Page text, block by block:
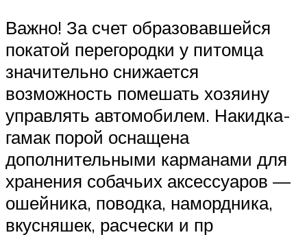
Важно! За счет образовавшейся
покатой перегородки у питомца
значительно снижается
возможность помешать хозяину
управлять автомобилем. Накидка-
гамак порой оснащена
дополнительными карманами для
хранения собачьих аксессуаров —
ошейника, поводка, намордника,
вкусняшек, расчески и пр